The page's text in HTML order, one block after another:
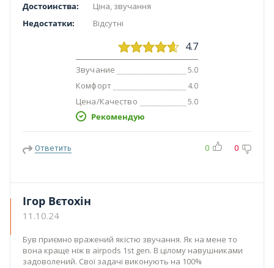
Достоинства:
Ціна, звучання
Недостатки:
Відсутні
4.7
Звучание 5.0
Комфорт 4.0
Цена/Качество 5.0
Рекомендую
Ответить 0 0
Ігор Вєтохін
11.10.24
Був приємно вражений якістю звучання. Як на мене то
вона краще ніж в airpods 1st gen. В цілому навушниками
задоволений. Свої задачі виконують на 100%